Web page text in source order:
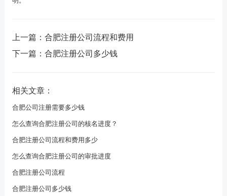
上一篇： 合肥注册公司流程和费用
下一篇： 合肥注册公司多少钱
相关文章：
合肥公司注册需要多少钱
怎么查询合肥注册公司的核名进度？
合肥注册公司流程和费用多少
怎么查询合肥注册公司的审批进度
合肥注册公司流程
合肥注册公司多少钱